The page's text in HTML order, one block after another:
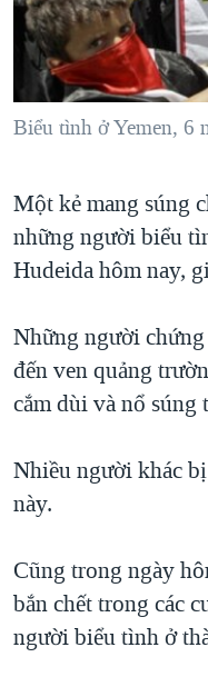
"Tìm"NGƯỜI VIỆT HẢI
ĐỜI SỐNG
KINH TẾ
THỂ THAO
TẠI
HÀNH TRÌNH BẦU
MỘT NĂM CHIẾN
GIẢI MÃ VÀNH ĐAI &
TRỊNH VĨNH BÌNH -
GROUND ZERO –
CHI PHÍ CHIẾN
CÁC GIÁ TRỊ CỘNG
THƯỢNG ĐỈNH
TRỊNH VĨNH BÌNH
BÊN KIA QUỐC LỘ:
VIDEO
NGHE
MẠNG XÃ HỘI
Ngôn ngữ khác
Biểu tình ở Yemen, 6
Một kẻ mang súng
những người biểu
Hudeida hôm nay,
Những người
đến ven quảng
cắm dùi và nổ súng
Nhiều người khác
này.
Cũng trong ngày
bắn chết trong các
người biểu tình ở